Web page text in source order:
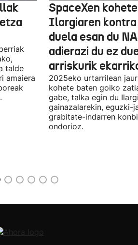
talde
amaiera
SpaceXen
Ilargiaren
duela esan du
adierazi du ez
arriskurik
2025eko urtarrilean
kohete baten goiko
gabe, talka egin du
gainazalarekin, eguzki-
grabitate-indarren
ondorioz.